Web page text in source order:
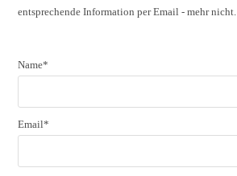
entsprechende Information per Email - mehr nicht.
Name*
Email*